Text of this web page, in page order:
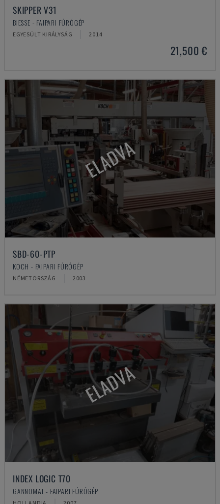
SKIPPER V31
BIESSE - FAIPARI FÚRÓGÉP
EGYESÜLT KIRÁLYSÁG 2014
21,500 €
ELADVA
SBD-60-PTP
KOCH - FAIPARI FÚRÓGÉP
NÉMETORSZÁG 2003
ELADVA
INDEX LOGIC T70
GANNOMAT - FAIPARI FÚRÓGÉP